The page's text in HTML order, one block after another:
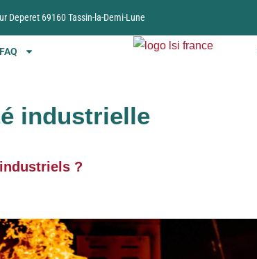
Deperet 69160 Tassin-la-Demi-Lune
FAQ
industrielle
?